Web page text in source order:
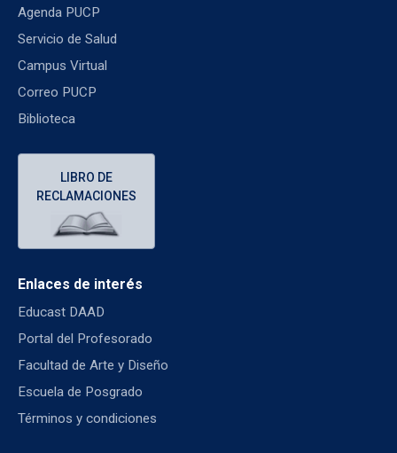
Agenda PUCP
Servicio de Salud
Campus Virtual
Correo PUCP
Biblioteca
LIBRO DE
RECLAMACIONES
Enlaces de interés
Educast DAAD
Portal del Profesorado
Facultad de Arte y Diseño
Escuela de Posgrado
Términos y condiciones